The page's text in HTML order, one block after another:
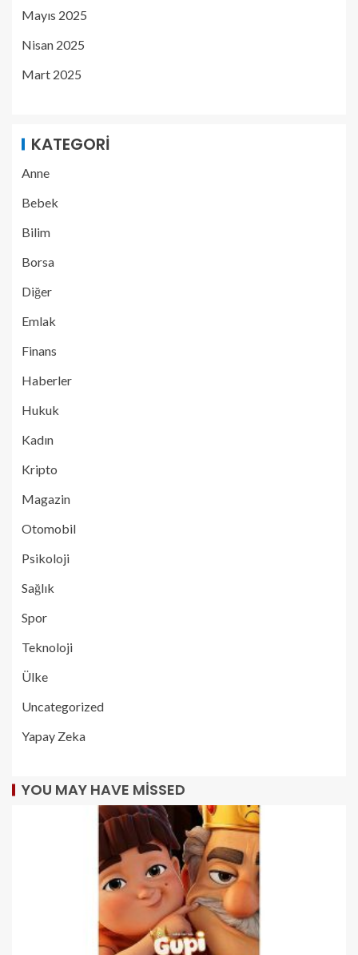
Mayıs 2025
Nisan 2025
Mart 2025
KATEGORI
Anne
Bebek
Bilim
Borsa
Diğer
Emlak
Finans
Haberler
Hukuk
Kadın
Kripto
Magazin
Otomobil
Psikoloji
Sağlık
Spor
Teknoloji
Ülke
Uncategorized
Yapay Zeka
YOU MAY HAVE MISSED